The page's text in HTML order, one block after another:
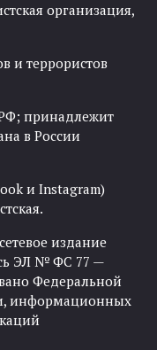
организация,
и террористов
принадлежит
в России
и Instagram)
издание
ЭЛ № ФС 77 —
Федеральной
информационных